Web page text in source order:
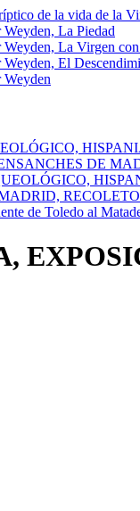
de la vida de la
La Piedad
Weyden, La Virgen
Weyden, El
Weyden
DE
de Toledo al